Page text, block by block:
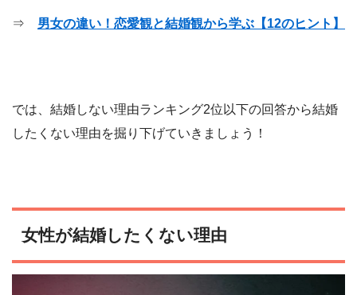
⇒ 男女の違い！恋愛観と結婚観から学ぶ【12のヒント】
では、結婚しない理由ランキング2位以下の回答から結婚
したくない理由を掘り下げていきましょう！
女性が結婚したくない理由